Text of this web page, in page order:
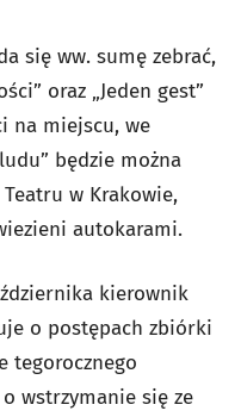
się ww. sumę zebrać,
oraz „Jeden gest”
na miejscu, we
będzie można
w Krakowie,
autokarami.
kierownik
o postępach zbiórki
tegorocznego
wstrzymanie się ze